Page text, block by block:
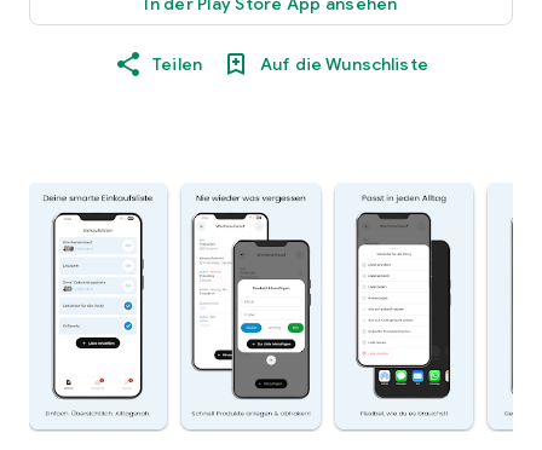
Teilen Auf die Wunschliste